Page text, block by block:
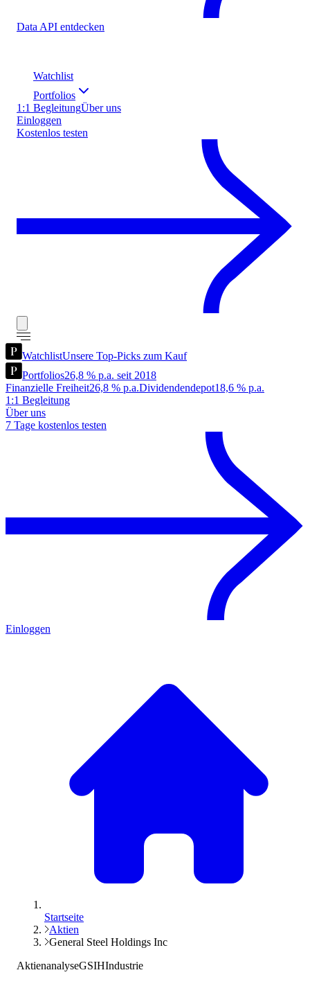
Data API entdecken
Watchlist
Portfolios
1:1 BegleitungÜber uns
Einloggen
Kostenlos testen
WatchlistUnsere Top-Picks zum Kauf
Portfolios26,8 % p.a. seit 2018
Finanzielle Freiheit26,8 % p.a.Dividendendepot18,6 % p.a.
1:1 Begleitung
Über uns
7 Tage kostenlos testen
Einloggen
Startseite
Aktien
General Steel Holdings Inc
AktienanalyseGSIHIndustrie